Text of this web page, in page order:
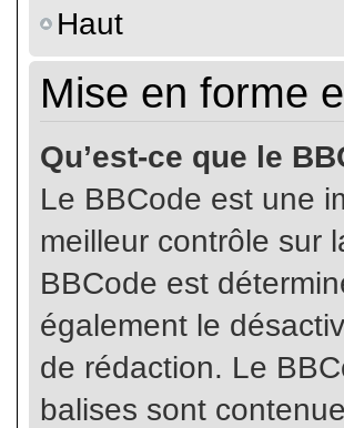
Haut
Mise en forme
Qu’est-ce que le
Le BBCode est une
meilleur contrôle sur
BBCode est
également le
de rédaction. Le
balises sont